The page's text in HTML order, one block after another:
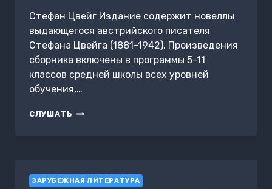
Стефан Цвейг Издание содержит новеллы
выдающегося австрийского писателя
Стефана Цвейга (1881-1942). Произведения
сборника включены в программы 5-11
классов средней школы всех уровней
обучения,…
СЛУШАТЬ ЗВЕЗДНЫЕ
ЗАРУБЕЖНАЯ ЛИТЕРАТУРА